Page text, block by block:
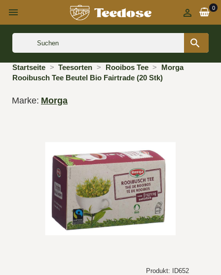
 0


Startseite Teesorten Rooibos Tee
Morga
Rooibusch Tee Beutel Bio Fairtrade (20 Stk)
Marke: Morga
Produkt: ID652